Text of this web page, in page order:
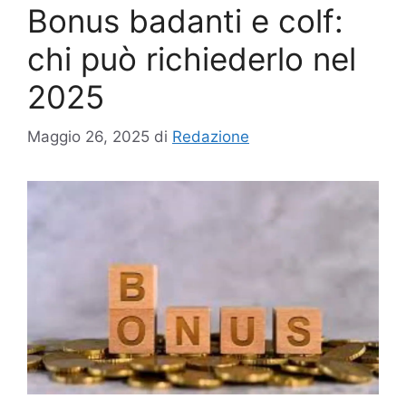
Bonus badanti e colf:
chi può richiederlo nel
2025
Maggio 26, 2025 di Redazione